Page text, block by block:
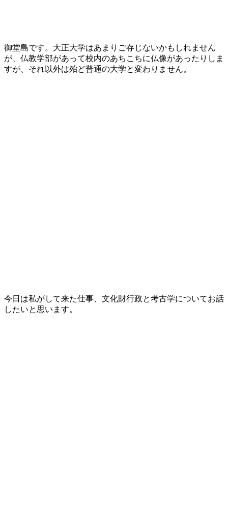
御堂島です。大正大学はあまりご存じないかもしれません
が、仏教学部があって校内のあちこちに仏像があったりしま
すが、それ以外は殆ど普通の大学と変わりません。
今日は私がして来た仕事、文化財行政と考古学についてお話
したいと思います。